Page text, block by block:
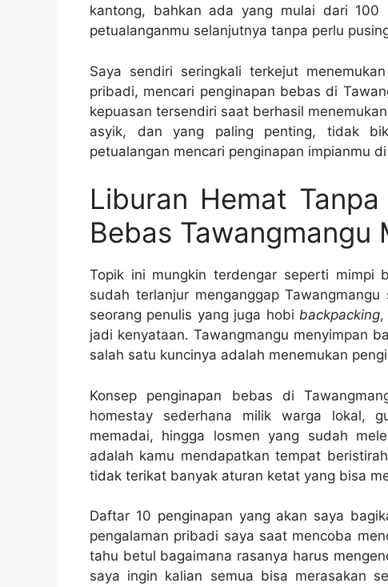
kantong, bahkan ada yang mulai dari 100
petualanganmu selanjutnya tanpa perlu
Saya sendiri seringkali terkejut
pribadi, mencari penginapan bebas di
kepuasan tersendiri saat berhasil
asyik, dan yang paling penting, tidak
petualangan mencari penginapan impianmu
Liburan Hemat
Bebas Tawangmangu
Topik ini mungkin terdengar seperti mimpi
sudah terlanjur menganggap
seorang penulis yang juga hobibackpacking,
jadi kenyataan. Tawangmangu menyimpan
salah satu kuncinya adalah menemukan
Konsep penginapan bebas di
homestay sederhana milik warga lokal,
memadai, hingga losmen yang sudah
adalah kamu mendapatkan tempat
tidak terikat banyak aturan ketat yang bisa
Daftar 10 penginapan yang akan saya
pengalaman pribadi saya saat mencoba
tahu betul bagaimana rasanya harus
saya ingin kalian semua bisa merasakan